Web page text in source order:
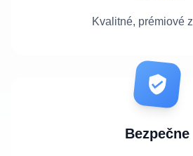
Kvalitné, prémiové
Bezpečne